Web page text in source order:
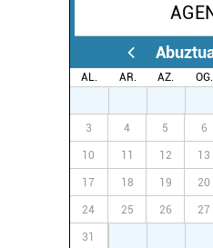
AL. AR. AZ. OG.
3 4 5 6
10 11 12 13
17 18 19 20
24 25 26 27
31